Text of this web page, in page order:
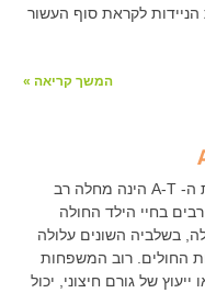
לקראת סוף העשור
המשך קריאה »
ג’אנה פרץ אוחיון – עובדת סוציאלית מחלת ה- A-T הינה מחלה רב
בחיי הילד החולה
בשלביה השונים עלולה
החולים. רוב המשפחות
של גורם חיצוני, יכול